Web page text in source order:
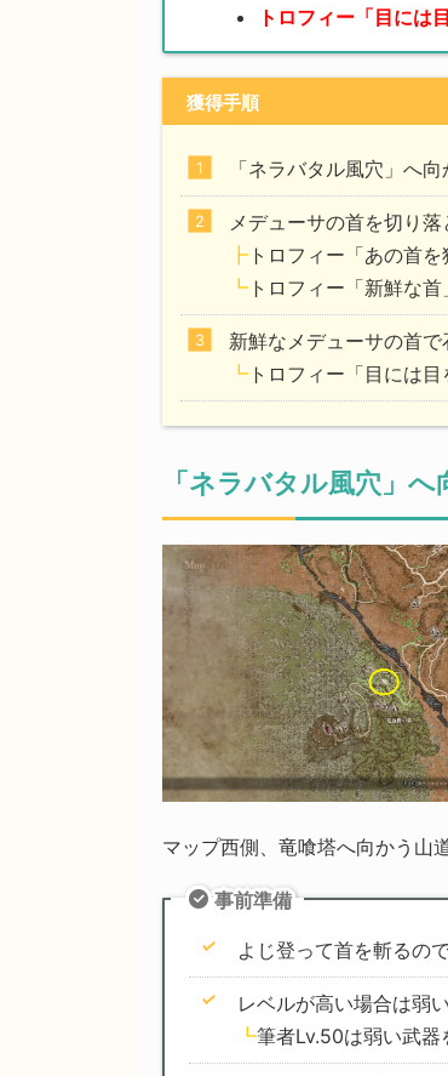
トロフィー「目には
獲得手順
「ネラバタル風穴」へ向
メデューサの首を切り
┣ トロフィー「あの首
┗ トロフィー「新鮮な
新鮮なメデューサの首で
┗ トロフィー「目には
「ネラバタル風穴」へ
マップ西側、竜喰塔へ向かう山
事前準備
よじ登って首を斬るの
レベルが高い場合は弱
┗筆者Lv.50は弱い武器